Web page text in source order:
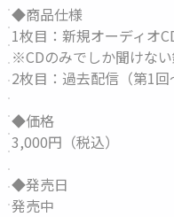
◆商品仕様
1枚目：新規オーディオ
※CDのみでしか聞けな
2枚目：過去配信（第1
◆価格
3,000円（税込）
◆発売日
発売中